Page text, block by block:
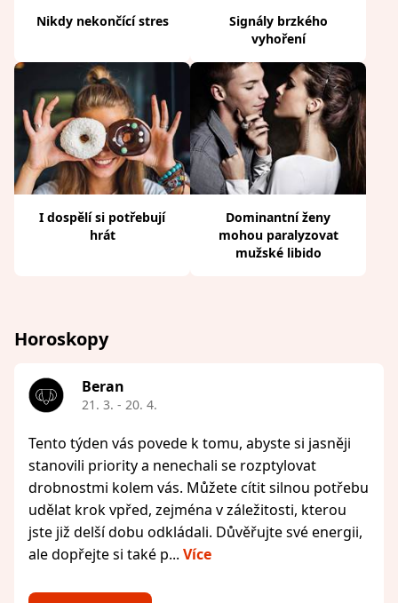
Nikdy nekončící stres
Signály brzkého
vyhoření
I dospělí si potřebují
hrát
Dominantní ženy
mohou paralyzovat
mužské libido
Horoskopy
Beran
21. 3. - 20. 4.
Tento týden vás povede k tomu, abyste si jasněji
stanovili priority a nenechali se rozptylovat
drobnostmi kolem vás. Můžete cítit silnou potřebu
udělat krok vpřed, zejména v záležitosti, kterou
jste již delší dobu odkládali. Důvěřujte své energii,
ale dopřejte si také p... Více